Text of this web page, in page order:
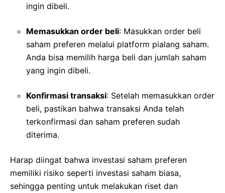
ingin dibeli.
Memasukkan order beli: Masukkan order beli
saham preferen melalui platform pialang saham.
Anda bisa memilih harga beli dan jumlah saham
yang ingin dibeli.
Konfirmasi transaksi: Setelah memasukkan order
beli, pastikan bahwa transaksi Anda telah
terkonfirmasi dan saham preferen sudah
diterima.
Harap diingat bahwa investasi saham preferen
memiliki risiko seperti investasi saham biasa,
sehingga penting untuk melakukan riset dan